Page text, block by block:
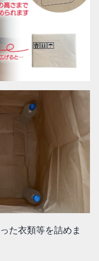
た衣類等を詰めま